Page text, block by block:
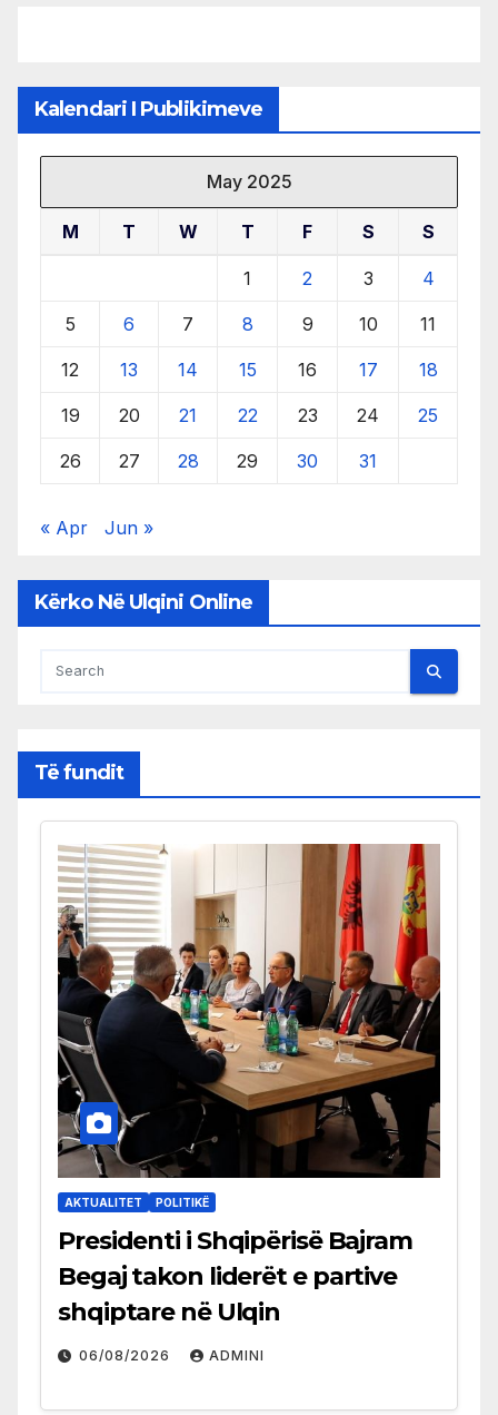
Kalendari I Publikimeve
May 2025
M T W T F S S
1 2 3 4
5 6 7 8 9 10 11
12 13 14 15 16 17 18
19 20 21 22 23 24 25
26 27 28 29 30 31
« Apr Jun »
Kërko Në Ulqini Online
Të fundit
AKTUALITET POLITIKË
Presidenti i Shqipërisë Bajram
Begaj takon liderët e partive
shqiptare në Ulqin
06/08/2026 ADMINI